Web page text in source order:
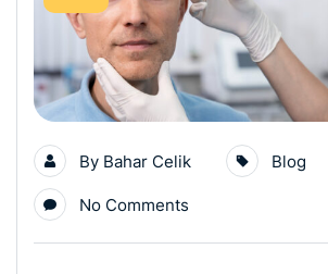
By Bahar Celik Blog
No Comments